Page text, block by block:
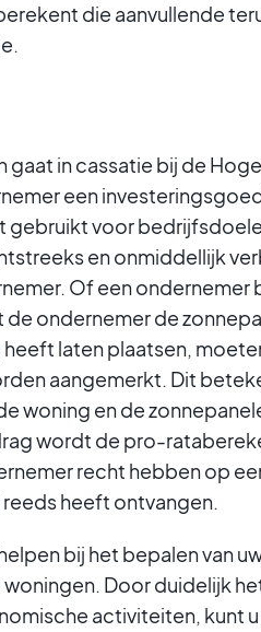
die aanvullende
in cassatie bij de
een
gebruikt voor
en onmiddellijk
Of een ondernemer
ondernemer de
laten plaatsen,
aangemerkt. Dit
woning en de
wordt de pro-
recht hebben op
heeft ontvangen.
bij het bepalen van
Door duidelijk
activiteiten, kunt